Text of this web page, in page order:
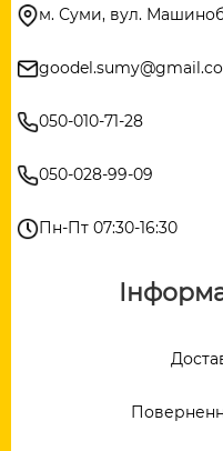
м. Суми, вул.
050-010-71-28
050-028-99-09
Пн-Пт 07:30-16:30